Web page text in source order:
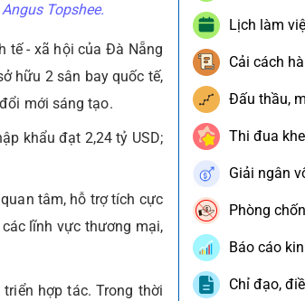
Topshee.
tế - xã hội của Đà Nẵng
hữu 2 sân bay quốc tế,
mới sáng tạo.
khẩu đạt 2,24 tỷ USD;
tâm, hỗ trợ tích cực
lĩnh vực thương mại,
hợp tác. Trong thời
Lịch làm
Cải cách
Đấu thầu,
Thi đua
Giải ngân
Phòng
Báo cáo
Chỉ đạo,